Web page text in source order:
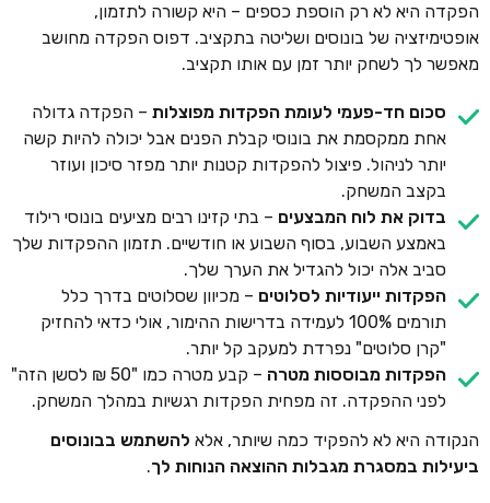
הפקדה היא לא רק הוספת כספים – היא קשורה לתזמון,
אופטימיזציה של בונוסים ושליטה בתקציב. דפוס הפקדה מחושב
מאפשר לך לשחק יותר זמן עם אותו תקציב.
סכום חד-פעמי לעומת הפקדות מפוצלות – הפקדה גדולה
אחת ממקסמת את בונוסי קבלת הפנים אבל יכולה להיות קשה
יותר לניהול. פיצול להפקדות קטנות יותר מפזר סיכון ועוזר
בקצב המשחק.
בדוק את לוח המבצעים – בתי קזינו רבים מציעים בונוסי רילוד
באמצע השבוע, בסוף השבוע או חודשיים. תזמון ההפקדות שלך
סביב אלה יכול להגדיל את הערך שלך.
הפקדות ייעודיות לסלוטים – מכיוון שסלוטים בדרך כלל
תורמים 100% לעמידה בדרישות ההימור, אולי כדאי להחזיק
"קרן סלוטים" נפרדת למעקב קל יותר.
הפקדות מבוססות מטרה
– קבע מטרה כמו "50 ₪ לסשן הזה"
לפני ההפקדה. זה מפחית הפקדות רגשיות במהלך המשחק.
הנקודה היא לא להפקיד כמה שיותר, אלא להשתמש בבונוסים
ביעילות במסגרת מגבלות ההוצאה הנוחות לך.